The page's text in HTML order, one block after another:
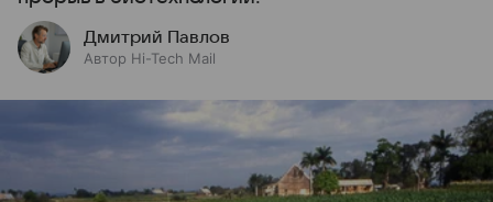
Дмитрий Павлов
Автор Hi-Tech Mail